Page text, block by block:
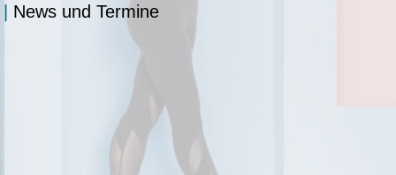
News und Termine